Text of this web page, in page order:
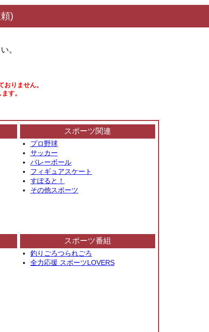
)
。
りません。
す。
スポーツ関連
プロ野球
サッカー
バレーボール
フィギュアスケート
すぽると！
その他スポーツ
スポーツ番組
釣りごろつられごろ
全力応援 スポーツLOVERS